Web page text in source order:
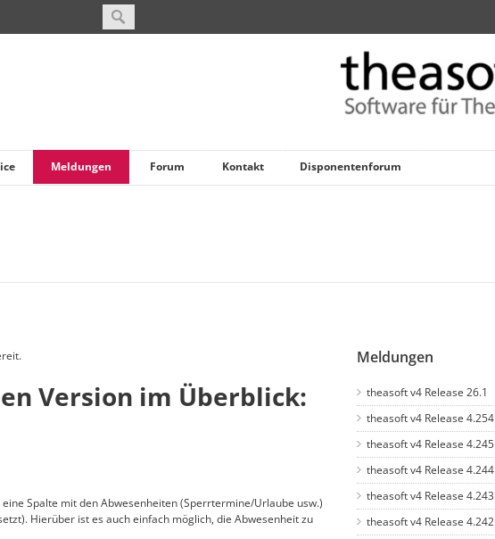
Meldungen Forum Kontakt Disponentenforum
Version im Überblick:
Spalte mit den Abwesenheiten (Sperrtermine/Urlaube usw.)
Hierüber ist es auch einfach möglich, die Abwesenheit zu
Meldungen
theasoft v4 Release 26.1
theasoft v4 Release 4.254
theasoft v4 Release 4.245
theasoft v4 Release 4.244
theasoft v4 Release 4.243
theasoft v4 Release 4.242